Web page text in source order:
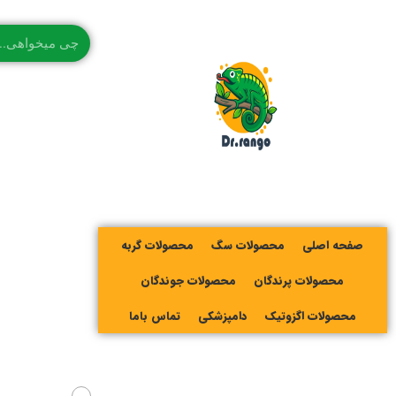
صفحه اصلی محصولات سگ
محصولات گربه
محصولات پرندگان
محصولات جوندگان
محصولات اگزوتیک
دامپزشکی تماس باما